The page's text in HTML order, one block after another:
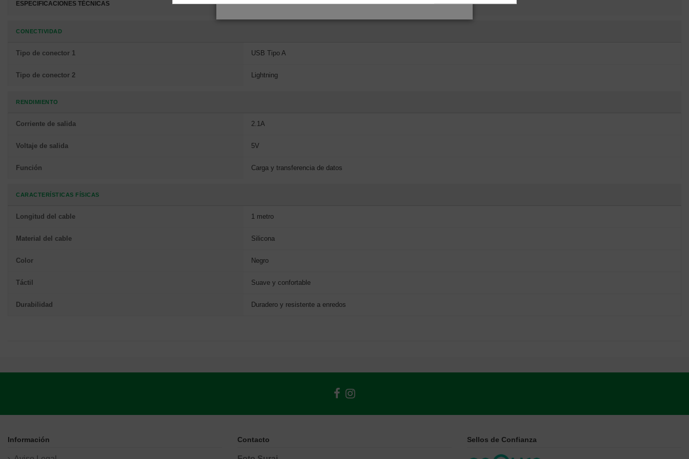
ESPECIFICACIONES TÉCNICAS
CONECTIVIDAD
Tipo de conector 1 USB Tipo A
Tipo de conector 2 Lightning
RENDIMIENTO
Corriente de salida 2.1A
Voltaje de salida 5V
Función Carga y transferencia de datos
CARACTERÍSTICAS FÍSICAS
Longitud del cable 1 metro
Material del cable Silicona
Color Negro
Táctil Suave y confortable
Durabilidad Duradero y resistente a enredos
Información Contacto Sellos de Confianza